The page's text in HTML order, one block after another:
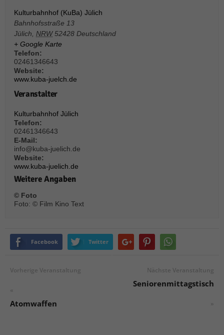
Kulturbahnhof (KuBa) Jülich
Bahnhofsstraße 13
Jülich
NRW 52428 Deutschland
+ Google Karte
Telefon:
02461346643
Website:
www.kuba-juelch.de
Veranstalter
Kulturbahnhof Jülich
Telefon:
02461346643
E-Mail:
info@kuba-juelich.de
Website:
www.kuba-juelich.de
Weitere Angaben
© Foto
Foto: © Film Kino Text
Facebook Twitter
Vorherige Veranstaltung
«
Atomwaffen
Nächste Veranstaltung
Seniorenmittagstisch
»
standardmäßig blockiert. Wenn Cookies von externen Medien akzeptiert
werden, bedarf der Zugriff auf diese Inhalte keiner manuellen Einwilligung
mehr.
powered by Borlabs Cookie